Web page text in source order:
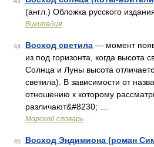
(англ.) Обложка русского
Википедия
44 Восход светила — момент
из под горизонта, когда высота
Солнца и Луны высота
светила). В зависимости от
отношению к которому
различают&#8230; …
Морской словарь
45 Восход Эндимиона (роман